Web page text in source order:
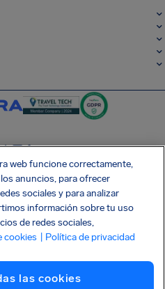
SocialInstagram
SocialLinkedin
APLICACIÓN GRATIS
Cookies
Imprint
web funcione correctamente,
anuncios, para ofrecer
sociales y para analizar
información sobre tu uso
de redes sociales,
cookies | Política de privacidad
las cookies